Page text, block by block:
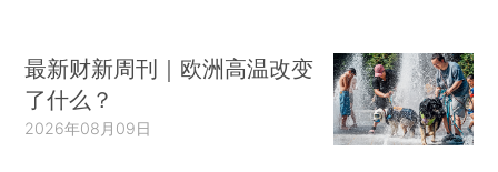
最新财新周刊｜欧洲高温改变
了什么？
2026年08月09日